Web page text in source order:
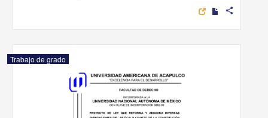
share
Trabajo de grado